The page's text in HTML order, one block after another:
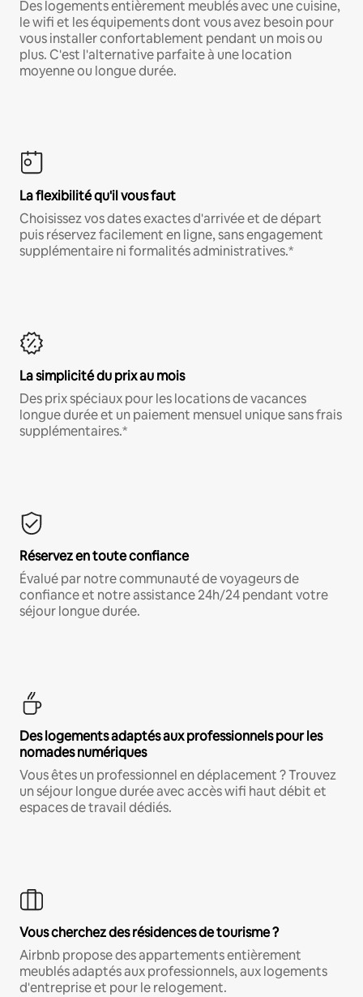
Des logements entièrement meublés avec une cuisine,
le wifi et les équipements dont vous avez besoin pour
vous installer confortablement pendant un mois ou
plus. C'est l'alternative parfaite à une location
moyenne ou longue durée.
La flexibilité qu'il vous faut
Choisissez vos dates exactes d'arrivée et de départ
puis réservez facilement en ligne, sans engagement
supplémentaire ni formalités administratives.*
La simplicité du prix au mois
Des prix spéciaux pour les locations de vacances
longue durée et un paiement mensuel unique sans frais
supplémentaires.*
Réservez en toute confiance
Évalué par notre communauté de voyageurs de
confiance et notre assistance 24h/24 pendant votre
séjour longue durée.
Des logements adaptés aux professionnels pour les
nomades numériques
Vous êtes un professionnel en déplacement ? Trouvez
un séjour longue durée avec accès wifi haut débit et
espaces de travail dédiés.
Vous cherchez des résidences de tourisme ?
Airbnb propose des appartements entièrement
meublés adaptés aux professionnels, aux logements
d'entreprise et pour le relogement.